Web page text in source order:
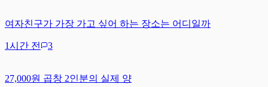
여자친구가 가장 가고 싶어 하는 장소는 어디일까
1시간 전 3
27,000원 곱창 2인분의 실제 양